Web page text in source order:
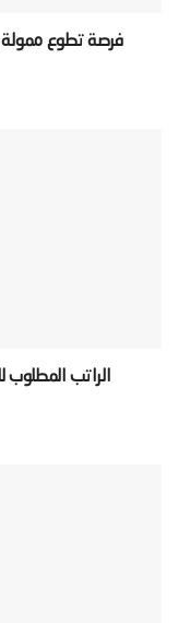
‫الراتب المطلوب